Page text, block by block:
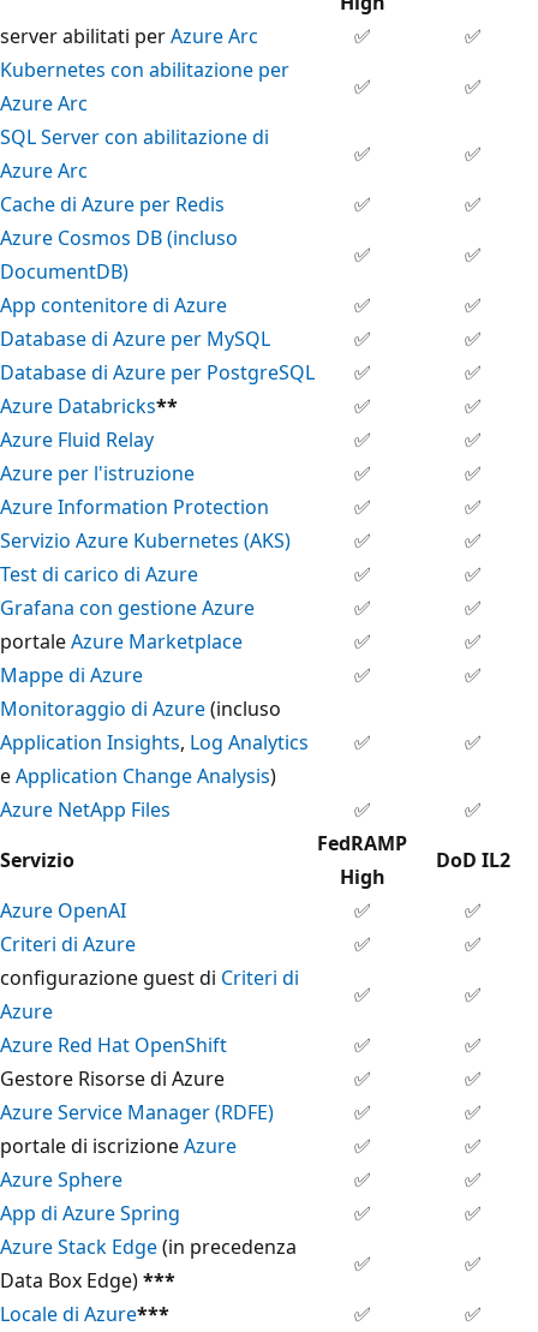
server abilitati perAzure Arc ✅
✅
Kubernetes con abilitazione per
Azure Arc
✅
✅
SQL Server con abilitazione di
Azure Arc
✅
✅
Cache di Azure per Redis
✅
✅
Azure Cosmos DB (incluso
DocumentDB)
✅
✅
App contenitore di Azure
✅
✅
Database di Azure per MySQL
✅
✅
Database di Azure per PostgreSQL
✅
✅
Azure Databricks** ✅
✅
Azure Fluid Relay
✅
✅
Azure per l'istruzione
✅
✅
Azure Information Protection
✅
✅
Servizio Azure Kubernetes (AKS)
✅
✅
Test di carico di Azure
✅
✅
Grafana con gestione Azure
✅
✅
portaleAzure Marketplace ✅
✅
Mappe di Azure
✅
✅
Monitoraggio di Azure(incluso
Application Insights, Log Analytics
eApplication Change Analysis)
✅ ✅
Azure NetApp Files ✅
✅
Servizio
FedRAMP
High
DoD IL2
Azure OpenAI
✅
✅
Criteri di Azure
✅
✅
configurazione guest di Criteri di
Azure
✅
✅
Azure Red Hat OpenShift
✅
✅
Gestore Risorse di Azure
✅
✅
Azure Service Manager (RDFE)
✅
✅
portale di iscrizioneAzure ✅
✅
Azure Sphere
✅
✅
App di Azure Spring
✅
✅
Azure Stack Edge(in precedenza
Data Box Edge)***
✅
✅
Locale di Azure*** ✅
✅